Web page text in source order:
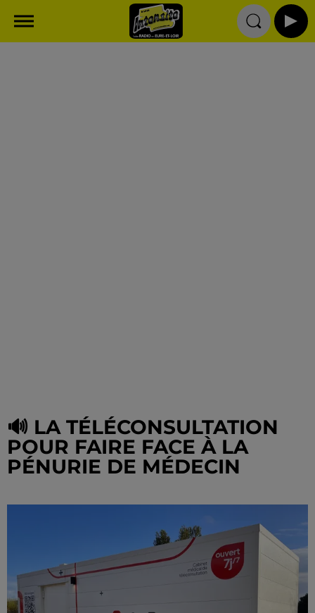
🔊 LA TÉLÉCONSULTATION
POUR FAIRE FACE À LA
PÉNURIE DE MÉDECIN